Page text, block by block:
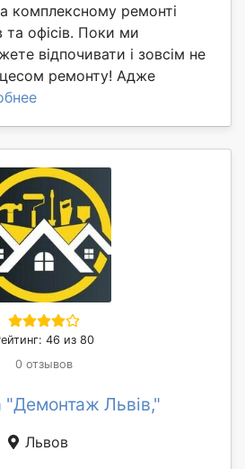
комплексному ремонті
та офісів. Поки ми
відпочивати і зовсім не
ремонту! Адже
46 из 80
0 отзывов
"Демонтаж Львів,"
Львов